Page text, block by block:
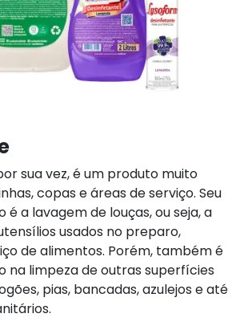
sua vez, é um produto muito
copas e áreas de serviço. Seu
a lavagem de louças, ou seja, a
usados no preparo,
de alimentos. Porém, também é
na limpeza de outras superfícies
pias, bancadas, azulejos e até